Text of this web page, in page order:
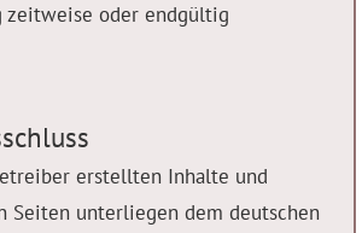
zeitweise oder endgültig
erstellten Inhalte und
Seiten unterliegen dem deutschen